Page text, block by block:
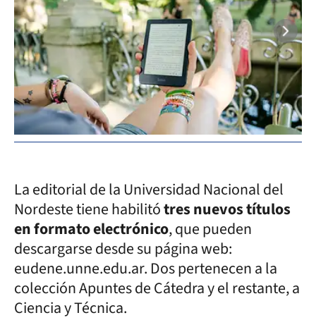
La editorial de la Universidad Nacional del
Nordeste tiene habilitótres nuevos títulos
en formato electrónico, que pueden
descargarse desde su página web:
eudene.unne.edu.ar. Dos pertenecen a la
colección Apuntes de Cátedra y el restante, a
Ciencia y Técnica.